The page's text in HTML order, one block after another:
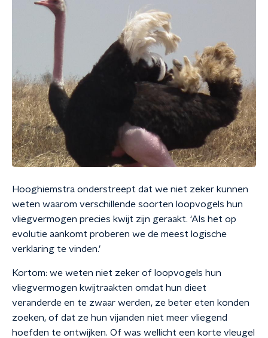
Hooghiemstra onderstreept dat we niet zeker kunnen
weten waarom verschillende soorten loopvogels hun
vliegvermogen precies kwijt zijn geraakt. ‘Als het op
evolutie aankomt proberen we de meest logische
verklaring te vinden.’
Kortom: we weten niet zeker of loopvogels hun
vliegvermogen kwijtraakten omdat hun dieet
veranderde en te zwaar werden, ze beter eten konden
zoeken, of dat ze hun vijanden niet meer vliegend
hoefden te ontwijken. Of was wellicht een korte vleugel